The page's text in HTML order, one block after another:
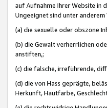
auf Aufnahme Ihrer Website in
Ungeeignet sind unter anderem
(a) die sexuelle oder obszöne
(b) die Gewalt verherrlichen
anstiften,;
(c) die falsche, irreführende,
(d) die von Hass geprägte,
Herkunft, Hautfarbe,